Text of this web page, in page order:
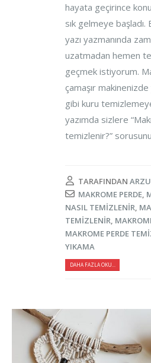
hayata geçirince
sık gelmeye
yazı yazmanında
uzatmadan hemen
geçmek istiyorum.
çamaşır
gibi kuru
yazımda sizlere
temizlenir?”
TARAFINDAN ARZU
MAKROME PERDE,
NASIL TEMIZLENIR,
TEMIZLENIR,
MAKROME PERDE
YIKAMA
DAHA FAZLA OKU...